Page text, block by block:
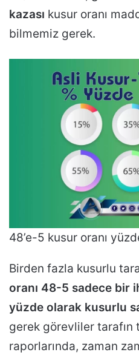
kazası kusur oranı
bilmemiz gerek.
48’e-5 kusur oranı
Birden fazla kusurlu
oranı 48-5 sadece bir
yüzde olarak kusurlu
gerek görevliler tarafın
raporlarında, zaman